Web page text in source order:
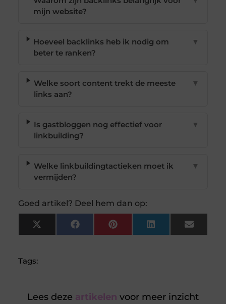
mijn website?
Hoeveel backlinks heb ik nodig om
beter te ranken?
▼
Welke soort content trekt de meeste
links aan?
▼
Is gastbloggen nog effectief voor
linkbuilding?
▼
Welke linkbuildingtactieken moet ik
vermijden?
▼
Goed artikel? Deel hem dan op:
X
(Twitter)
FacebookPinterest LinkedIn Email
Tags:
Lees deze artikelen voor meer inzicht